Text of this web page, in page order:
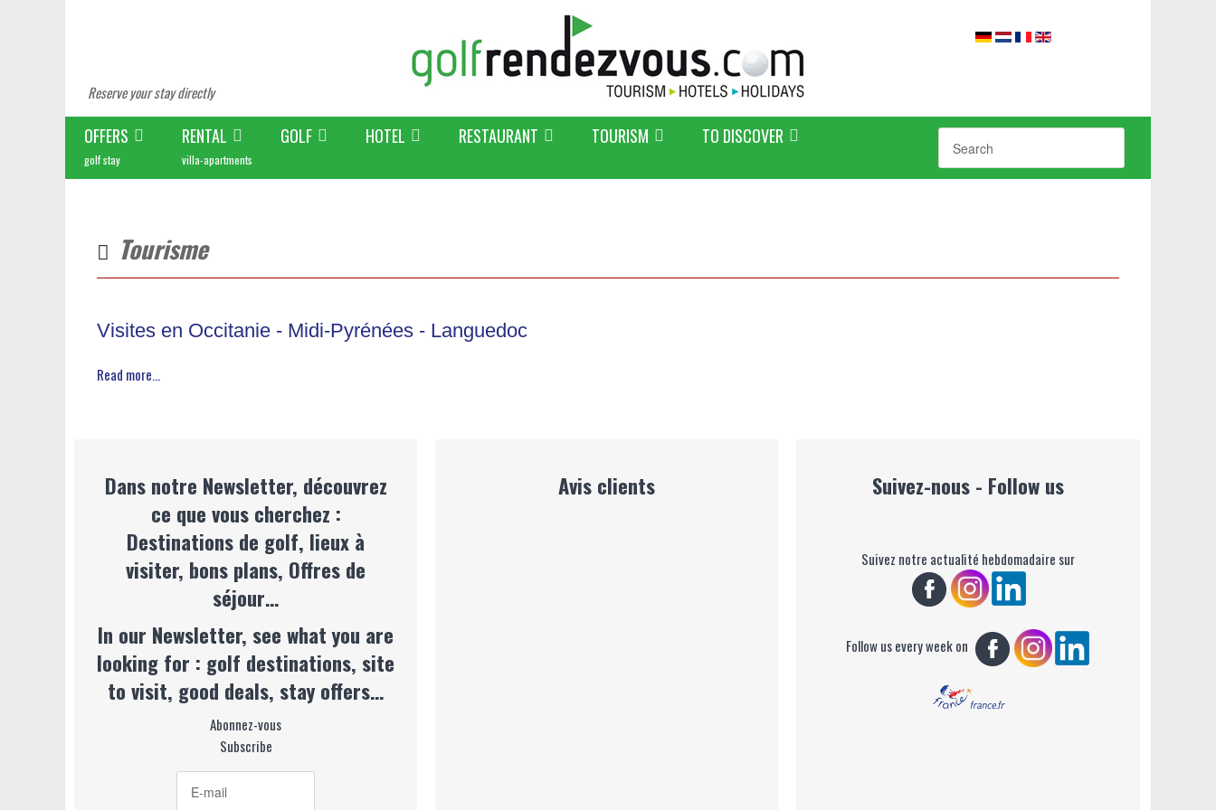
Reserve your stay directly
OFFERS
golf stay
RENTAL
villa-apartments
GOLF HOTEL RESTAURANT TOURISM TO DISCOVER
Tourisme
Visites en Occitanie - Midi-Pyrénées - Languedoc
Read more...
Dans notre Newsletter, découvrez
ce que vous cherchez :
Destinations de golf, lieux à
visiter, bons plans, Offres de
séjour…
In our Newsletter, see what you are
looking for : golf destinations, site
to visit, good deals, stay offers…
Abonnez-vous
Subscribe
Avis clients Suivez-nous - Follow us
Suivez notre actualité hebdomadaire sur
Follow us every week on